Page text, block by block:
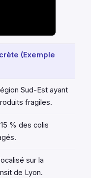
(Exemple
Sud-Est ayant
fragiles.
% des colis
sur la
de Lyon.